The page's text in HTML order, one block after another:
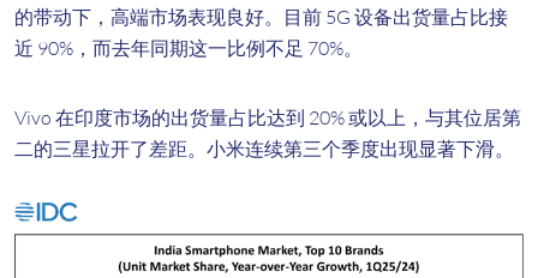
的带动下，高端市场表现良好。目前 5G 设备出货量占比接
近 90%，而去年同期这一比例不足 70%。
Vivo 在印度市场的出货量占比达到 20% 或以上，与其位居第
二的三星拉开了差距。小米连续第三个季度出现显著下滑。